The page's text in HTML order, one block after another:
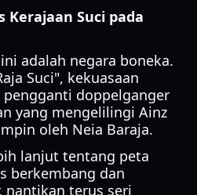
Kerajaan Suci pada
adalah negara boneka.
Suci", kekuasaan
pengganti doppelganger
yang mengelilingi Ainz
oleh Neia Baraja.
lanjut tentang peta
berkembang dan
nantikan terus seri